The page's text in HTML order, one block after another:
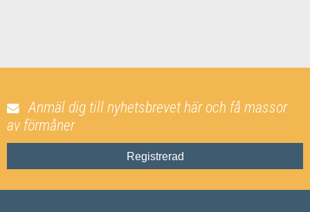
Anmäl dig till nyhetsbrevet här och få massor
av förmåner
Registrerad